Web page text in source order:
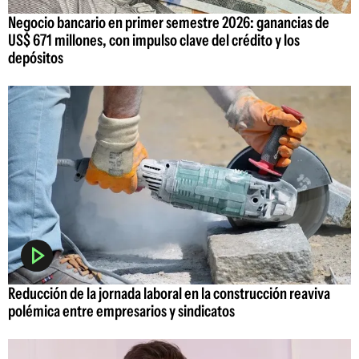
Negocio bancario en primer semestre 2026: ganancias de
US$ 671 millones, con impulso clave del crédito y los
depósitos
Reducción de la jornada laboral en la construcción reaviva
polémica entre empresarios y sindicatos